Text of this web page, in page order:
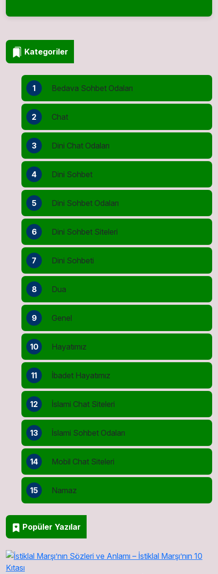
Kategoriler
1 Bedava Sohbet Odaları
2 Chat
3 Dini Chat Odaları
4 Dini Sohbet
5 Dini Sohbet Odaları
6 Dini Sohbet Siteleri
7 Dini Sohbeti
8 Dua
9 Genel
10 Hayatımız
11 İbadet Hayatımız
12 İslami Chat Siteleri
13 İslami Sohbet Odaları
14 Mobil Chat Siteleri
15 Namaz
Popüler Yazılar